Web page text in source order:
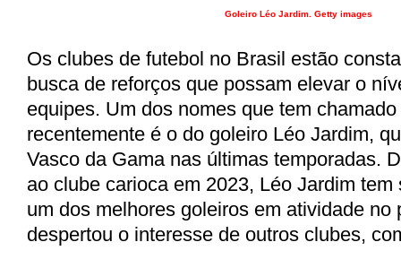
Goleiro Léo Jardim. Getty images
Os clubes de futebol no Brasil estão
busca de reforços que possam elevar o
equipes. Um dos nomes que tem
recentemente é o do goleiro Léo Jardim,
Vasco da Gama nas últimas temporadas.
ao clube carioca em 2023, Léo Jardim tem
um dos melhores goleiros em atividade no
despertou o interesse de outros clubes,